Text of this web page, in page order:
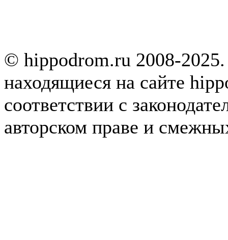
© hippodrom.ru 2008-
находящиеся на сайте
соответствии с
авторском праве и